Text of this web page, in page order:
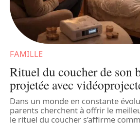
FAMILLE
Rituel du coucher de son
projetée avec
Dans un monde en constante
parents cherchent à offrir le
le rituel du coucher s’affirme